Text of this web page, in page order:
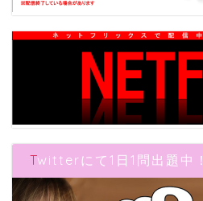
Twitterにて1日1問出題中！